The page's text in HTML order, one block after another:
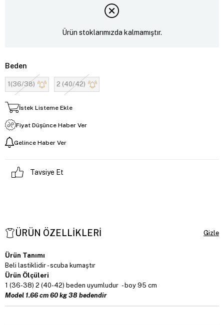
Ürün stoklarımızda kalmamıştır.
Beden
1(36/38) 2 (40/42)
İstek Listeme Ekle
Fiyat Düşünce Haber Ver
Gelince Haber Ver
Tavsiye Et
ÜRÜN ÖZELLIKLERI
Ürün Tanımı
Beli lastiklidir - scuba kumaştır
Ürün Ölçüleri
1 (36-38) 2 (40-42) beden uyumludur - boy 95 cm
Model 1.66 cm 60 kg 38 bedendir